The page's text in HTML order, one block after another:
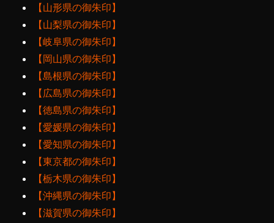
【山形県の御朱印】
【山梨県の御朱印】
【岐阜県の御朱印】
【岡山県の御朱印】
【島根県の御朱印】
【広島県の御朱印】
【徳島県の御朱印】
【愛媛県の御朱印】
【愛知県の御朱印】
【東京都の御朱印】
【栃木県の御朱印】
【沖縄県の御朱印】
【滋賀県の御朱印】